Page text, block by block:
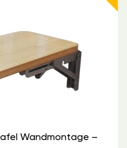
Wandmontage –